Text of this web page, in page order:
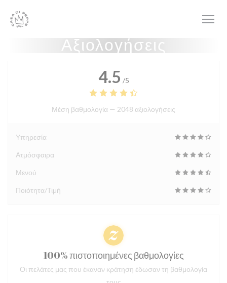
Αξιολογήσεις
4.5 /5
Μέση βαθμολογία — 2048 αξιολογήσεις
Υπηρεσία
Ατμόσφαιρα
Μενού
Ποιότητα/Τιμή
100% πιστοποιημένες βαθμολογίες
Οι πελάτες μας που έκαναν κράτηση έδωσαν τη βαθμολογία